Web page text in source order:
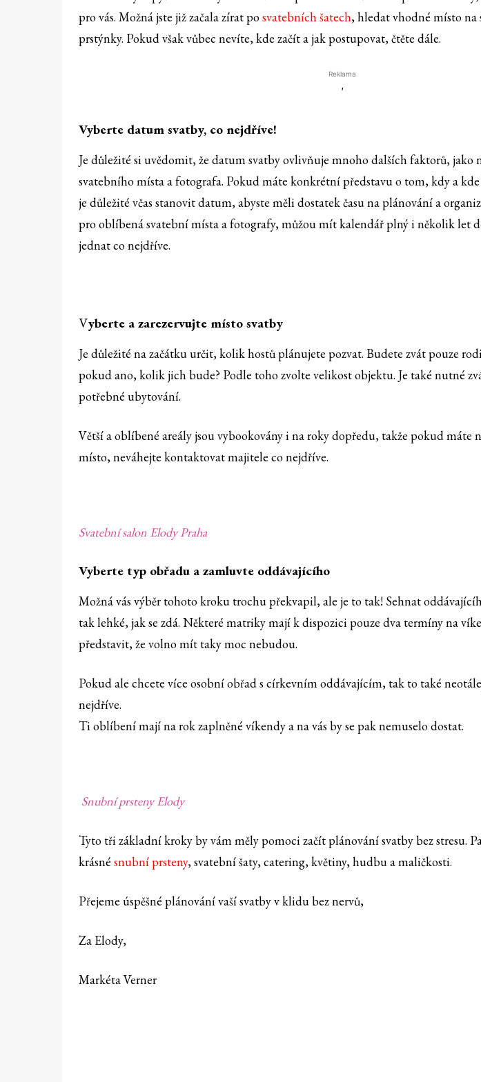
pro vás. Možná jste již začala zírat posvatebních šatech, hledat vhodné místo na
prstýnky. Pokud však vůbec nevíte, kde začít a jak postupovat, čtěte dále.
Reklama
'
Vyberte datum svatby, co nejdříve!
Je důležité si uvědomit, že datum svatby ovlivňuje mnoho dalších faktorů, jako
svatebního místa a fotografa. Pokud máte konkrétní představu o tom, kdy a
je důležité včas stanovit datum, abyste měli dostatek času na plánování a
pro oblíbená svatební místa a fotografy, můžou mít kalendář plný i několik let
jednat co nejdříve.
Vyberte a zarezervujte místo svatby
Je důležité na začátku určit, kolik hostů plánujete pozvat. Budete zvát pouze
pokud ano, kolik jich bude? Podle toho zvolte velikost objektu. Je také nutné
potřebné ubytování.
Větší a oblíbené areály jsou vybookovány i na roky dopředu, takže pokud máte
místo, neváhejte kontaktovat majitele co nejdříve.
Svatební salon Elody Praha
Vyberte typ obřadu a zamluvte oddávajícího
Možná vás výběr tohoto kroku trochu překvapil, ale je to tak! Sehnat
tak lehké, jak se zdá. Některé matriky mají k dispozici pouze dva termíny na
představit, že volno mít taky moc nebudou.
Pokud ale chcete více osobní obřad s církevním oddávajícím, tak to také
nejdříve.
Ti oblíbení mají na rok zaplněné víkendy a na vás by se pak nemuselo dostat.
Snubní prsteny Elody
Tyto tři základní kroky by vám měly pomoci začít plánování svatby bez stresu.
krásné snubní prsteny, svatební šaty, catering, květiny, hudbu a maličkosti.
Přejeme úspěšné plánování vaší svatby v klidu bez nervů,
Za Elody,
Markéta Verner